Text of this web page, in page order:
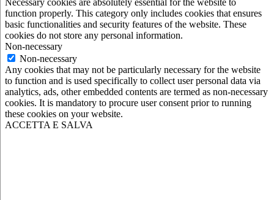
function properly. This category only includes cookies that ensures
basic functionalities and security features of the website. These
cookies do not store any personal information.
Non-necessary
Non-necessary
Any cookies that may not be particularly necessary for the website
to function and is used specifically to collect user personal data via
analytics, ads, other embedded contents are termed as non-necessary
cookies. It is mandatory to procure user consent prior to running
these cookies on your website.
ACCETTA E SALVA